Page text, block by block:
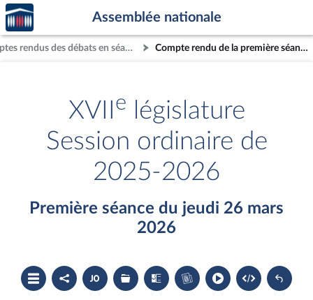
Aller au contenu
Aller en bas de la page
Accèder
à la
page
d'accueil
Assemblée nationale
Comptes rendus des débats en séance Compte rendu de la première séance du jeudi 26 mars 2026
XVII e
législature
Session ordinaire de
2025-2026
Première séance du jeudi 26 mars
2026
Ouvrir
le
sommaire
Partager
le
compte
Accéder
au
document
Les
dossiers
législatifs
Les
textes
examinés
Accéder
au
cahier